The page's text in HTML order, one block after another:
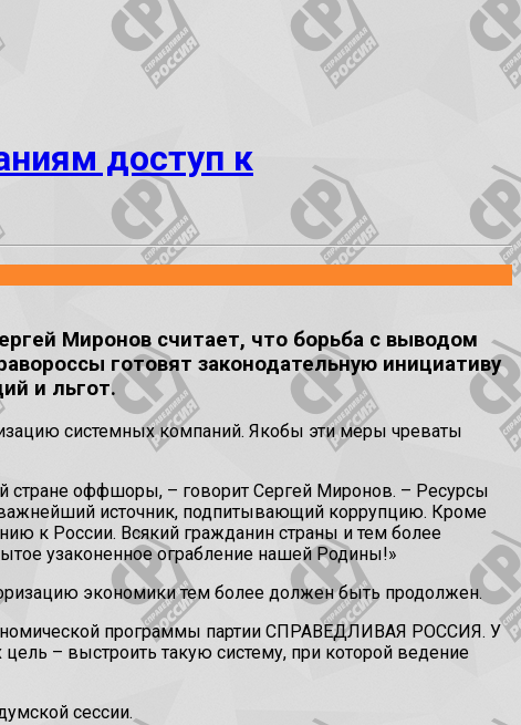
доступ к
Миронов считает, что борьба с выводом
готовят законодательную инициативу
и льгот.
системных компаний. Якобы эти меры чреваты
стране оффшоры, – говорит Сергей Миронов. – Ресурсы
важнейший источник, подпитывающий коррупцию. Кроме
к России. Всякий гражданин страны и тем более
узаконенное ограбление нашей Родины!»
экономики тем более должен быть продолжен.
программы партии СПРАВЕДЛИВАЯ РОССИЯ. У
– выстроить такую систему, при которой ведение
сессии.